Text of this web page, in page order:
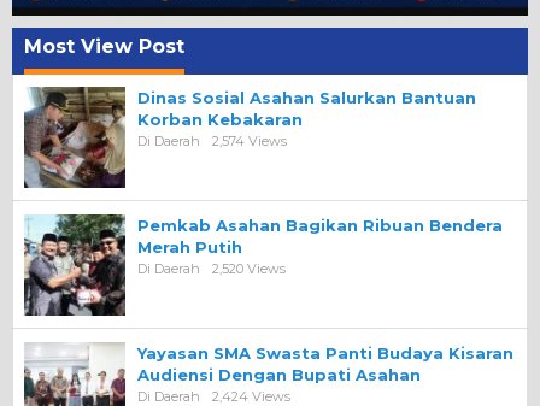
Most View Post
Dinas Sosial Asahan Salurkan Bantuan
Korban Kebakaran
Di Daerah 2,574 Views
Pemkab Asahan Bagikan Ribuan Bendera
Merah Putih
Di Daerah 2,520 Views
Yayasan SMA Swasta Panti Budaya Kisaran
Audiensi Dengan Bupati Asahan
Di Daerah 2,424 Views